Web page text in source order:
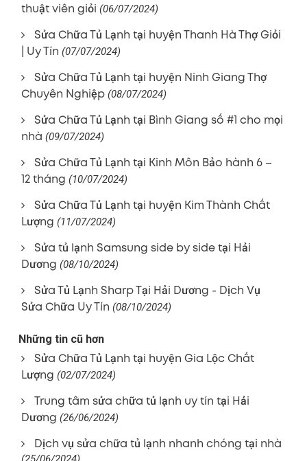
thuật viên giỏi (06/07/2024)
Sửa Chữa Tủ Lạnh tại huyện Thanh Hà Thợ Giỏi
| Uy Tín (07/07/2024)
Sửa Chữa Tủ Lạnh tại huyện Ninh Giang Thợ
Chuyên Nghiệp (08/07/2024)
Sửa Chữa Tủ Lạnh tại Bình Giang số #1 cho mọi
nhà (09/07/2024)
Sửa Chữa Tủ Lạnh tại Kinh Môn Bảo hành 6 –
12 tháng (10/07/2024)
Sửa Chữa Tủ Lạnh tại huyện Kim Thành Chất
Lượng (11/07/2024)
Sửa tủ lạnh Samsung side by side tại Hải
Dương (08/10/2024)
Sửa Tủ Lạnh Sharp Tại Hải Dương - Dịch Vụ
Sửa Chữa Uy Tín (08/10/2024)
Những tin cũ hơn
Sửa Chữa Tủ Lạnh tại huyện Gia Lộc Chất
Lượng (02/07/2024)
Trung tâm sửa chữa tủ lạnh uy tín tại Hải
Dương (26/06/2024)
Dịch vụ sửa chữa tủ lạnh nhanh chóng tại nhà